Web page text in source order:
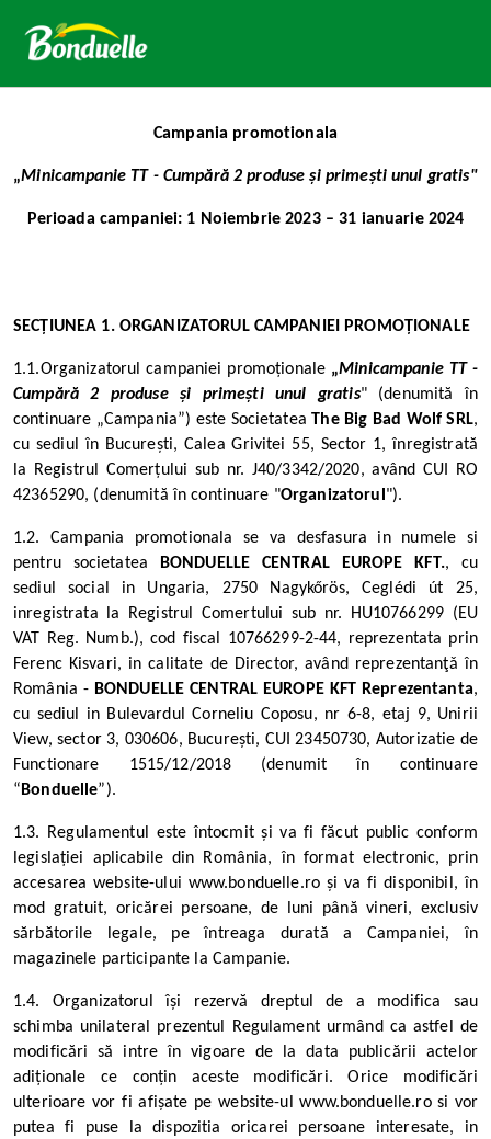
Campania promotionala
„Minicampanie TT - Cumpără 2 produse și primești unul gratis"
Perioada campaniei: 1 Noiembrie 2023 – 31 ianuarie 2024
SECȚIUNEA 1. ORGANIZATORUL CAMPANIEI PROMOȚIONALE
1.1.Organizatorul campaniei promoționale „Minicampanie TT -
Cumpără 2 produse și primești unul gratis" (denumită în
continuare „Campania”) este SocietateaThe Big Bad Wolf SRL,
cu sediul în București, Calea Grivitei 55, Sector 1, înregistrată
la Registrul Comerțului sub nr. J40/3342/2020, având CUI RO
42365290, (denumită în continuare "Organizatorul ").
1.2.Campania promotionala se va desfasura in numele si
pentru societatea
BONDUELLE CENTRAL EUROPE KFT., cu
sediul social in Ungaria, 2750 Nagykőrös, Ceglédi út 25,
inregistrata la Registrul Comertului sub nr. HU10766299 (EU
VAT Reg. Numb.), cod fiscal 10766299-2-44, reprezentata prin
Ferenc Kisvari, in calitate de Director, având reprezentanţǎ în
România - BONDUELLE CENTRAL EUROPE KFT Reprezentanta,
cu sediul in Bulevardul Corneliu Coposu, nr 6-8, etaj 9, Unirii
View, sector 3, 030606, București, CUI 23450730, Autorizatie de
Functionare 1515/12/2018 (denumit în continuare
“ Bonduelle”).
1.3. Regulamentul este întocmit și va fi făcut public conform
legislației aplicabile din România, în format electronic, prin
accesarea website-ului www.bonduelle.roși va fi disponibil, în
mod gratuit, oricărei persoane, de luni până vineri, exclusiv
sărbătorile legale, pe întreaga durată a Campaniei, în
magazinele participante la Campanie.
1.4. Organizatorul își rezervă dreptul de a modifica sau
schimba unilateral prezentul Regulament urmând ca astfel de
modificări să intre în vigoare de la data publicării actelor
adiționale ce conțin aceste modificări. Orice modificări
ulterioare vor fi afișate pe website-ulwww.bonduelle.ro si vor
putea fi puse la dispozitia oricarei persoane interesate, in